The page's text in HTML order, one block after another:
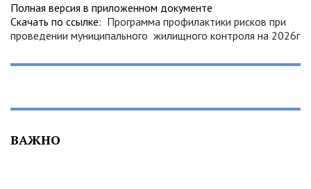
Полная версия в приложенном документе
Скачать по ссылке: Программа профилактики рисков при
проведении муниципального жилищного контроля на 2026г
ВАЖНО